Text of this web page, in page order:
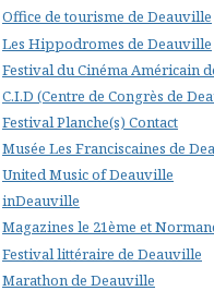
Office de tourisme de Deauville
Les Hippodromes de Deauville
Festival du Cinéma Américain
C.I.D (Centre de Congrès de
Festival Planche(s) Contact
Musée Les Franciscaines de
United Music of Deauville
inDeauville
Magazines le 21ème et
Festival littéraire de Deauville
Marathon de Deauville